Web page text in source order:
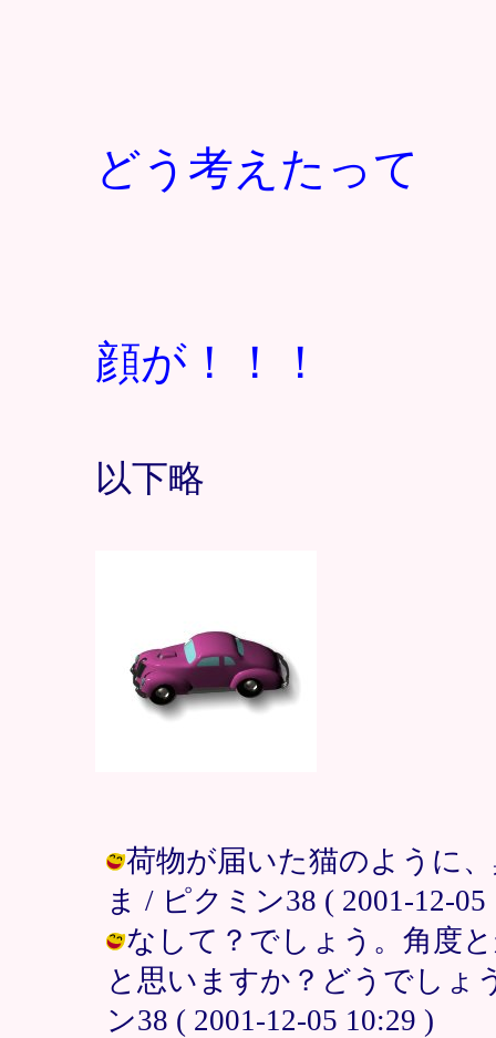
どう考えたって
顔が！！！
以下略
荷物が届いた猫のように
ま / ピクミン38 ( 2001-12-05
なして？でしょう。角度
と思いますか？どうでしょ
ン38 ( 2001-12-05 10:29 )